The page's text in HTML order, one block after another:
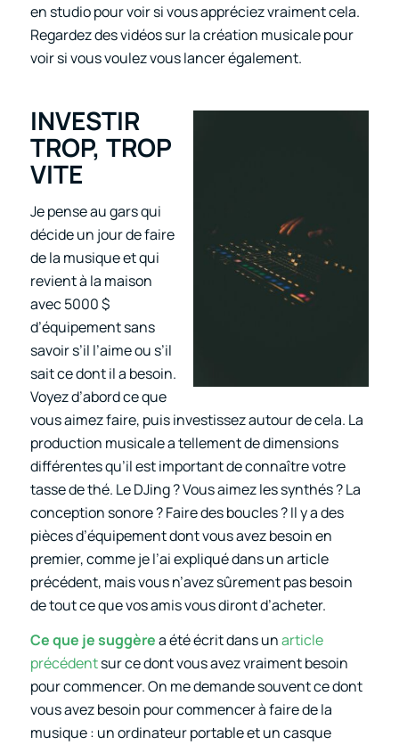
en studio pour voir si vous appréciez vraiment cela.
Regardez des vidéos sur la création musicale pour
voir si vous voulez vous lancer également.
INVESTIR
TROP, TROP
VITE
Je pense au gars qui
décide un jour de faire
de la musique et qui
revient à la maison
avec 5000 $
d’équipement sans
savoir s’il l’aime ou s’il
sait ce dont il a besoin.
Voyez d’abord ce que
vous aimez faire, puis investissez autour de cela. La
production musicale a tellement de dimensions
différentes qu’il est important de connaître votre
tasse de thé. Le DJing ? Vous aimez les synthés ? La
conception sonore ? Faire des boucles ? Il y a des
pièces d’équipement dont vous avez besoin en
premier, comme je l’ai expliqué dans un article
précédent, mais vous n’avez sûrement pas besoin
de tout ce que vos amis vous diront d’acheter.
Ce que je suggèrea été écrit dans unarticle
précédentsur ce dont vous avez vraiment besoin
pour commencer. On me demande souvent ce dont
vous avez besoin pour commencer à faire de la
musique : un ordinateur portable et un casque